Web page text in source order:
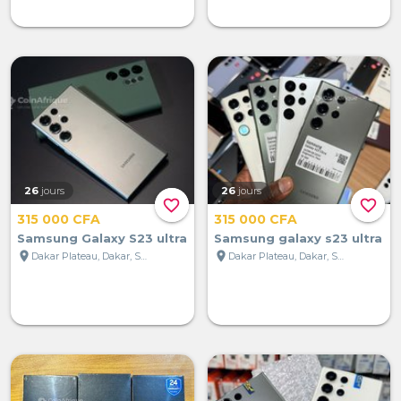
favorite_border
26 jours
315 000 CFA
Samsung Galaxy S23 ultra
location_on
Dakar Plateau, Dakar, Sénégal
favorite_border
26 jours
315 000 CFA
Samsung galaxy s23 ultra
location_on
Dakar Plateau, Dakar, Sénégal